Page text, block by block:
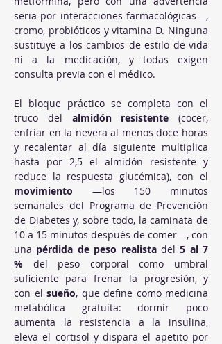
seria por interacciones farmacológicas—,
cromo, probióticos y vitamina D. Ninguna
sustituye a los cambios de estilo de vida
ni a la medicación, y todas exigen
consulta previa con el médico.
El bloque práctico se completa con el
truco del almidón resistente (cocer,
enfriar en la nevera al menos doce horas
y recalentar al día siguiente multiplica
hasta por 2,5 el almidón resistente y
movimiento —los 150 minutos
semanales del Programa de Prevención
de Diabetes y, sobre todo, la caminata de
10 a 15 minutos después de comer—, con
una pérdida de peso realista del 5 al 7
% del peso corporal como umbral
suficiente para frenar la progresión, y
con el sueño, que define como medicina
metabólica gratuita: dormir poco
aumenta la resistencia a la insulina,
eleva el cortisol y dispara el apetito por